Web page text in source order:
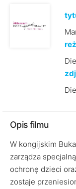
Opis filmu
W kongijskim
zarządza
ochronę dzieci
zostaje